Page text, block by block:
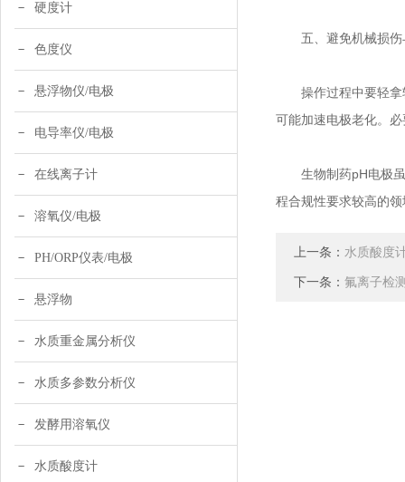
硬度计
色度仪
悬浮物仪/电极
电导率仪/电极
在线离子计
溶氧仪/电极
PH/ORP仪表/电极
悬浮物
水质重金属分析仪
水质多参数分析仪
发酵用溶氧仪
水质酸度计
五、避免机械损伤
操作过程中要轻拿轻
可能加速电极老化。
生物制药pH电极虽
程合规性要求较高的
上一条： 水质酸度
下一条： 氟离子检